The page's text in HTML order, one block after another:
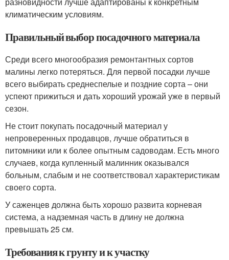
климатическим условиям.
Правильный выбор посадочного материала
Среди всего многообразия ремонтантных сортов
малины легко потеряться. Для первой посадки лучше
всего выбирать среднеспелые и поздние сорта – они
успеют прижиться и дать хороший урожай уже в первый
сезон.
Не стоит покупать посадочный материал у
непроверенных продавцов, лучше обратиться в
питомники или к более опытным садоводам. Есть много
случаев, когда купленный малинник оказывался
больным, слабым и не соответствовал характеристикам
своего сорта.
У саженцев должна быть хорошо развита корневая
система, а надземная часть в длину не должна
превышать 25 см.
Требования к грунту и к участку